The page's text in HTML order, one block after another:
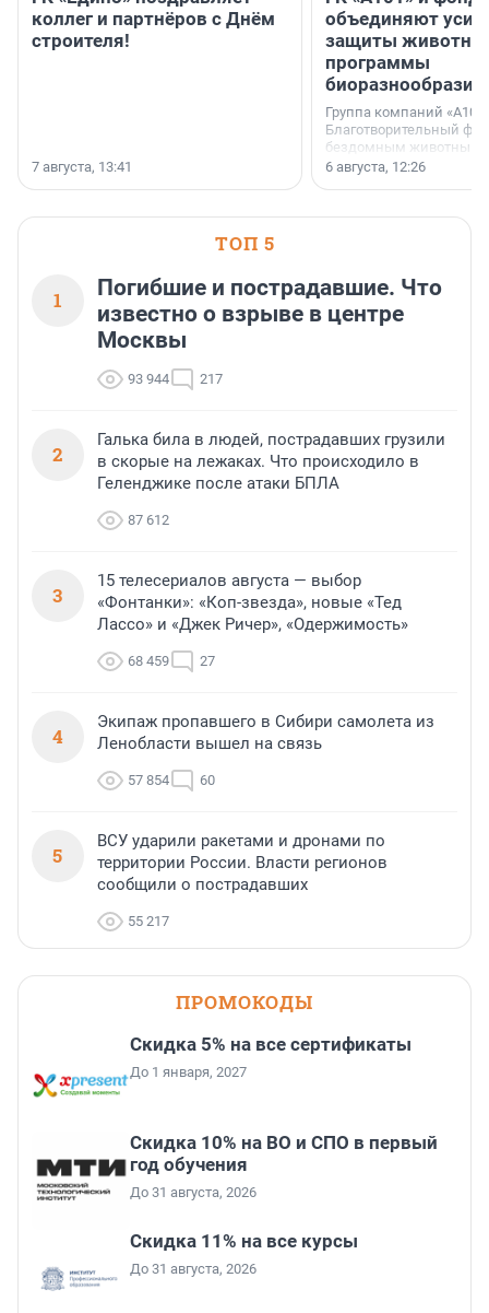
коллег и партнёров с Днём
строителя!
7 августа, 13:41
объединяют
защиты
программы
биоразнообразия
Группа компаний
Благотворительный
бездомным животным
заключили соглашение
6 августа, 12:26
ТОП 5
1
Погибшие и пострадавшие. Что
известно о взрыве в центре
Москвы
93 944 217
2
Галька била в людей, пострадавших грузили
в скорые на лежаках. Что происходило в
Геленджике после атаки БПЛА
87 612
3
15 телесериалов августа — выбор
«Фонтанки»: «Коп-звезда», новые «Тед
Лассо» и «Джек Ричер», «Одержимость»
68 459 27
4
Экипаж пропавшего в Сибири самолета из
Ленобласти вышел на связь
57 854 60
5
ВСУ ударили ракетами и дронами по
территории России. Власти регионов
сообщили о пострадавших
55 217
ПРОМОКОДЫ
Скидка 5% на все сертификаты
До 1 января, 2027
Скидка 10% на ВО и СПО в первый
год обучения
До 31 августа, 2026
Скидка 11% на все курсы
До 31 августа, 2026